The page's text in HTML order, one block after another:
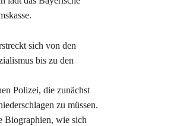
sich von den
bis zu den
Polizei, die zunächst
zu müssen.
Biographien, wie sich